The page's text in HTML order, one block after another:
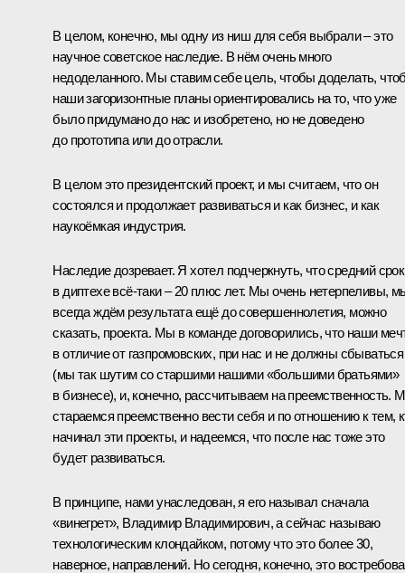
В целом, конечно, мы одну из ниш для себя выбрали – это
научное советское наследие. В нём очень много
недоделанного. Мы ставим себе цель, чтобы доделать,
наши загоризонтные планы ориентировались на то, что уже
было придумано до нас и изобретено, но не доведено
до прототипа или до отрасли.
В целом это президентский проект, и мы считаем, что он
состоялся и продолжает развиваться и как бизнес, и как
наукоёмкая индустрия.
Наследие дозревает. Я хотел подчеркнуть, что средний срок
в диптехе всё-таки – 20 плюс лет. Мы очень нетерпеливы,
всегда ждём результата ещё до совершеннолетия, можно
сказать, проекта. Мы в команде договорились, что наши
в отличие от газпромовских, при нас и не должны сбываться
(мы так шутим со старшими нашими «большими братьями»
в бизнесе), и, конечно, рассчитываем на преемственность.
стараемся преемственно вести себя и по отношению к тем,
начинал эти проекты, и надеемся, что после нас тоже это
будет развиваться.
В принципе, нами унаследован, я его называл сначала
«винегрет», Владимир Владимирович, а сейчас называю
технологическим клондайком, потому что это более 30,
наверное, направлений. Но сегодня, конечно, это